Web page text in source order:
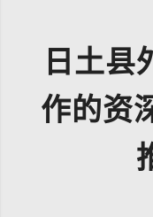
日土县
作的资